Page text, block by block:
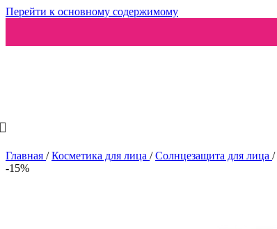
Перейти к основному содержимому
Главная / Косметика для лица / Солнцезащита для лица /
-15%